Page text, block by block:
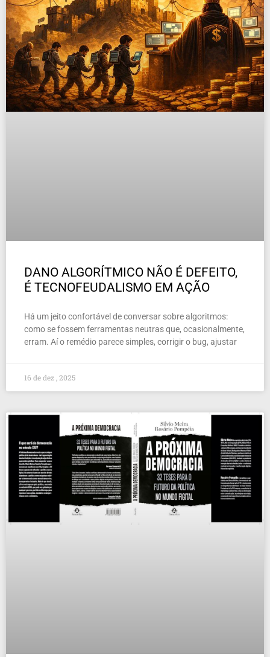
DANO ALGORÍTMICO NÃO É DEFEITO,
É TECNOFEUDALISMO EM AÇÃO
Há um jeito confortável de conversar sobre algoritmos:
como se fossem ferramentas neutras que, ocasionalmente,
erram. Aí o remédio parece simples, corrigir o bug, ajustar
16 de dez , 2025